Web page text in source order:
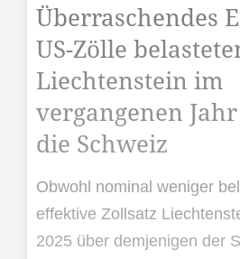
Überraschendes
US-Zölle
Liechtenstein im
vergangenen
die Schweiz
Obwohl nominal weniger
effektive Zollsatz
2025 über demjenigen der